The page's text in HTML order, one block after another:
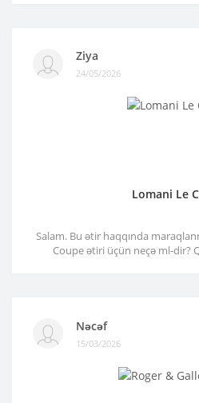
Ziya
24/05/2026
Lomani Le
Salam. Bu ətir haqqında
Coupe ətiri üçün neçə ml-dir?
Nəcəf
15/03/2026